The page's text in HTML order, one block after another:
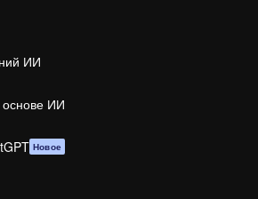
ИИ
основе ИИ
Новое